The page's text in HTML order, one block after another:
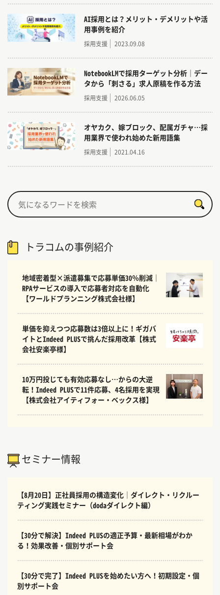
AI採用とは？メリット・デメリットや活
用事例を紹介
採用支援 2023.09.08
NotebookLMで採用ターゲット分析｜デー
タから「刺さる」求人原稿を作る方法
採用支援 2026.06.05
オヤカク、嫁ブロック、配属ガチャ…採
用業界で使われ始めた新用語集
採用支援 2021.04.16
トラコムの事例紹介
地域密着型×派遣募集で応募単価30％削減｜
RPAサービスの導入で応募者対応を自動化
【ワールドプランニング株式会社様】
単価を抑えつつ応募数は3倍以上に！ギガバ
イトとIndeed PLUSで挑んだ採用改革【株式
会社安楽亭様】
10万円投じても有効応募なし…からの大逆
転！Indeed PLUSで11件応募、4名採用を実現
【株式会社アイティフォー・ベックス様】
セミナー情報
【8月20日】正社員採用の構造変化｜ダイレクト・リクルー
ティング実践セミナー（dodaダイレクト編）
【30分で解決】Indeed PLUSの適正予算・最新相場がわか
る！効果改善・個別サポート会
【30分で完了】Indeed PLUSを始めたい方へ！初期設定・個
別サポート会